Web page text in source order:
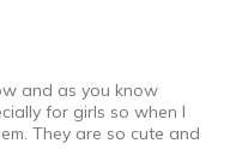
and as you know
for girls so when I
They are so cute and